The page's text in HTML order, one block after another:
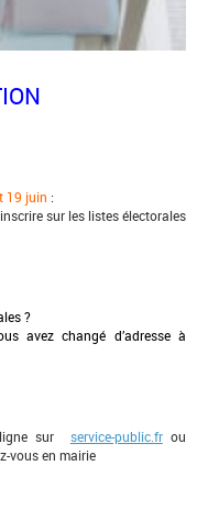
19 juin :
sur les listes électorales
?
avez changé d’adresse à
sur service-public.fr ou
vous en mairie